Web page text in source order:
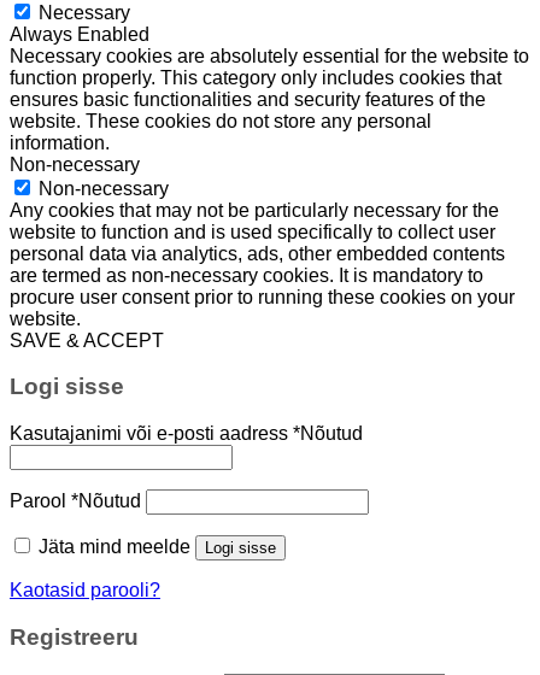
Necessary
Always Enabled
Necessary cookies are absolutely essential for the website to
function properly. This category only includes cookies that
ensures basic functionalities and security features of the
website. These cookies do not store any personal
information.
Non-necessary
Non-necessary
Any cookies that may not be particularly necessary for the
website to function and is used specifically to collect user
personal data via analytics, ads, other embedded contents
are termed as non-necessary cookies. It is mandatory to
procure user consent prior to running these cookies on your
website.
SAVE & ACCEPT
Logi sisse
Kasutajanimi või e-posti aadress *Nõutud
Parool *Nõutud
Jäta mind meelde Logi sisse
Kaotasid parooli?
Registreeru